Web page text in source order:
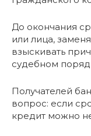
До окончания
или лица,
взыскивать
судебном
Получателей
вопрос: если
кредит можно